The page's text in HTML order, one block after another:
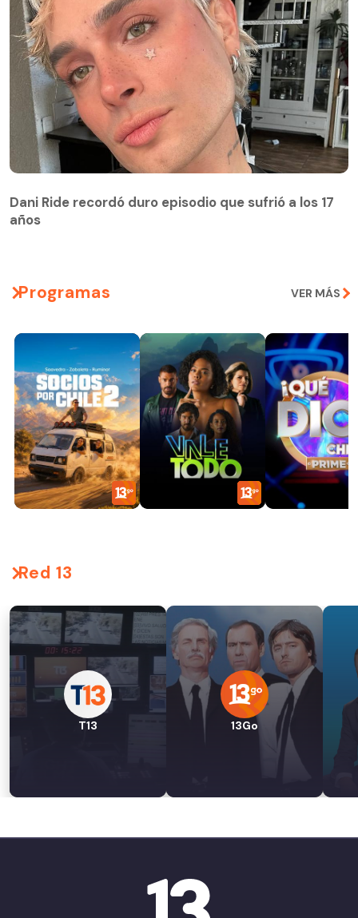
Dani Ride recordó duro episodio que sufrió a los 17
años
Programas VER MÁS
Red 13
T13 13Go